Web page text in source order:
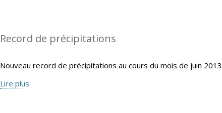
Record de précipitations
Nouveau record de précipitations au cours du mois de juin
Lire plus